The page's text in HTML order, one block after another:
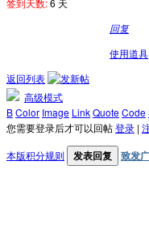
回复
使用道具
返回列表
高级模式
BColor Image LinkQuoteCode
您需要登录后才可以回帖登录 |
本版积分规则
发表回复 致发